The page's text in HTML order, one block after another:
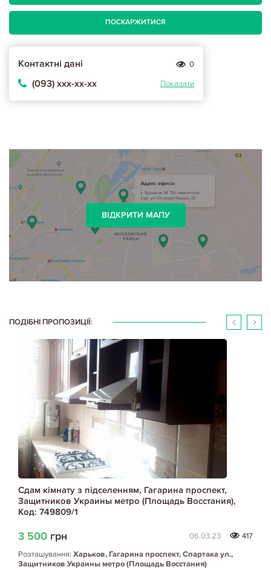
ПОСКАРЖИТИСЯ
Контактні дані 0
(093) ххх-хх-хх Показати
ВІДКРИТИ МАПУ
ПОДІБНІ ПРОПОЗИЦІЇ:
Сдам кімнату з підселенням, Гагарина проспект,
Защитников Украины метро (Площадь Восстания),
Код: 749809/1
3 500 грн 06.03.23
417
Розташування: Харьков, Гагарина проспект, Спартака ул.,
Защитников Украины метро (Площадь Восстания)